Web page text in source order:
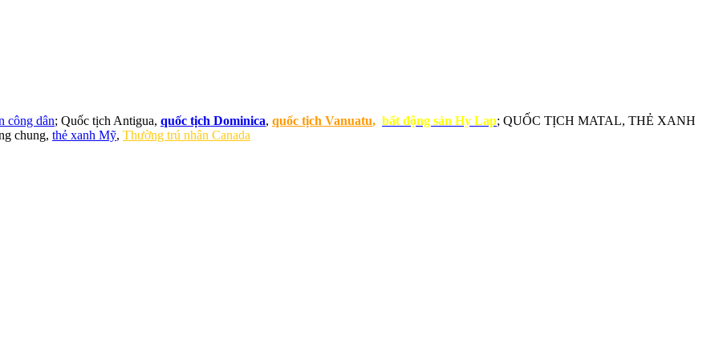
công dân; Quốc tịch Antigua, quốc tịch Dominica, quốc tịch Vanuatu, bất động sản Hy Lap; QUỐC TỊCH MATAL, THẺ XANH
chung, thẻ xanh Mỹ, Thường trú nhân Canada